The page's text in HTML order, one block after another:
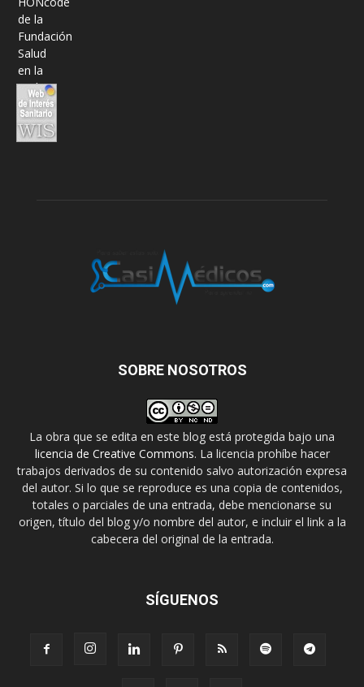
SOBRE NOSOTROS
La obra que se edita en este blog está protegida bajo una
licencia de Creative Commons. La licencia prohíbe hacer
trabajos derivados de su contenido salvo autorización expresa
del autor. Si lo que se reproduce es una copia de contenidos,
totales o parciales de una entrada, debe mencionarse su
origen, título del blog y/o nombre del autor, e incluir el link a la
cabecera del original de la entrada.
SÍGUENOS